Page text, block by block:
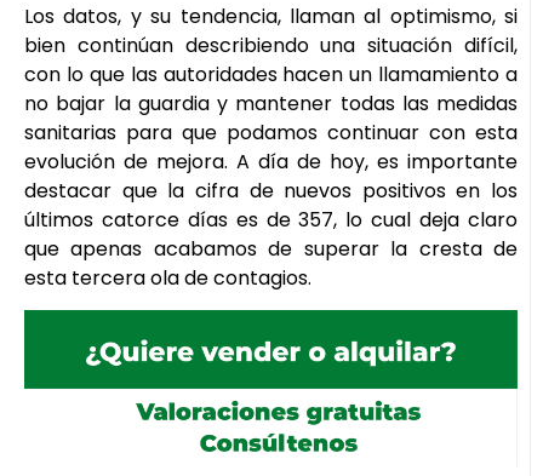
Los datos, y su tendencia, llaman al optimismo, si
bien continúan describiendo una situación difícil,
con lo que las autoridades hacen un llamamiento a
no bajar la guardia y mantener todas las medidas
sanitarias para que podamos continuar con esta
evolución de mejora. A día de hoy, es importante
destacar que la cifra de nuevos positivos en los
últimos catorce días es de 357, lo cual deja claro
que apenas acabamos de superar la cresta de
esta tercera ola de contagios.